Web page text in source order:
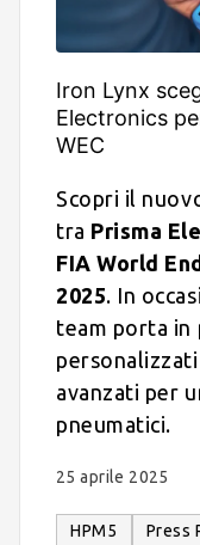
Iron Lynx
Electronics
WEC
Scopri il
tra Prisma
FIA World
2025. In
team porta in
avanzati per
pneumatici.
25 aprile 2025
HPM5 Press